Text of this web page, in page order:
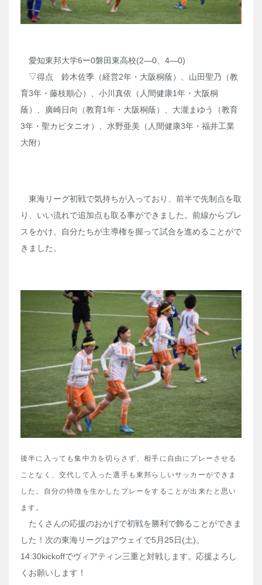
愛知東邦大学6ー0磐田東高校(2―0、4―0)
▽得点 鈴木佐季（経営2年・大阪桐蔭）、山田聖乃（教
育3年・藤枝順心）、小川真依（人間健康1年・大阪桐
蔭）、廣崎日向（教育1年・大阪桐蔭）、大瀧まゆう（教育
3年・聖カピタニオ）、水野亜美（人間健康3年・福井工業
大附）
東海リーグ初戦で気持ちが入っており、前半で先制点を取
り、いい流れで追加点も取る事ができました。前線からプレ
スをかけ、自分たちが主導権を握って試合を進めることがで
きました。
後半に入っても集中力を切らさず、相手に自由にプレーさせる
ことなく、交代して入った選手も東邦らしいサッカーができま
した。自分の特徴を生かしたプレーをすることが出来たと思い
ます。
たくさんの応援のおかげで初戦を勝利で飾ることができま
した！次の東海リーグはアウェイで5月25日(土)。
14:30kickoffでヴィアティン三重と対戦します。応援よろし
くお願いします！